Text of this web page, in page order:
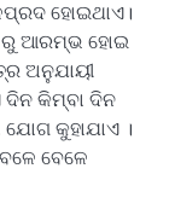
ହୋଇଥାଏ।
ରୁ ଆରମ୍ଭ ହୋଇ
ଅନୁଯାୟୀ
ଦିନ କିମ୍ବା ଦିନ
କୁହାଯାଏ ।
ବେଳେ